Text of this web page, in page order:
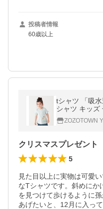
投稿者情報
60歳以上
tシャツ 「吸
シャツ キッズ
ZOZOTOWN
クリスマスプレゼント
5
見た目以上に実物は可愛
なTシャツです。斜めにか
を見つけて歩けるように
あげたいと、12月に入っ